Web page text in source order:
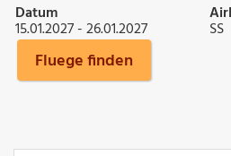
Datum
15.01.2027 - 26.01.2027 SS
Fluege finden